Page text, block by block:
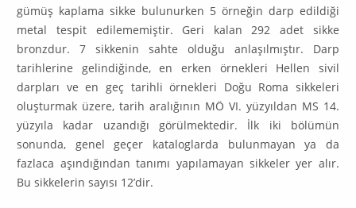
gümüş kaplama sikke bulu­nurken 5 örneğin darp edildiği
metal tespit edilememiştir. Geri kalan 292 adet sikke
bronzdur. 7 sikkenin sahte olduğu anlaşılmıştır. Darp
tarihlerine ge­lin­diğinde, en erken örnekleri Hellen sivil
darpları ve en geç tarihli örnek­leri Doğu Roma sikkeleri
oluşturmak üzere, tarih aralığının MÖ VI. yüzyıldan MS 14.
yüzyıla kadar uzandığı görülmektedir. İlk iki bölümün
sonunda, genel geçer kataloglarda bulunmayan ya da
fazlaca aşındığından tanımı yapılama­yan sikkeler yer alır.
Bu sikkelerin sayısı 12’dir.